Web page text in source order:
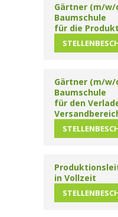
Gärtner (m/w/
Baumschule
für die
Gärtner (m/w/
Baumschule
für den
in Vollzeit